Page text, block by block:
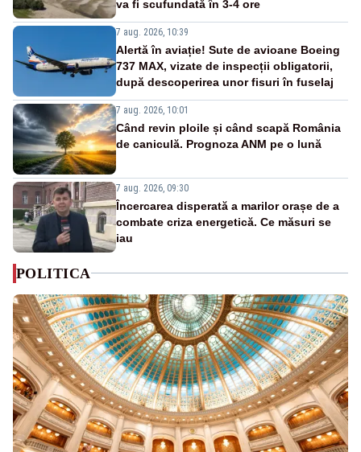
va fi scufundată în 3-4 ore
7 aug. 2026, 10:39
Alertă în aviație! Sute de avioane Boeing
737 MAX, vizate de inspecții obligatorii,
după descoperirea unor fisuri în fuselaj
7 aug. 2026, 10:01
Când revin ploile și când scapă România
de caniculă. Prognoza ANM pe o lună
7 aug. 2026, 09:30
Încercarea disperată a marilor orașe de a
combate criza energetică. Ce măsuri se
iau
POLITICA